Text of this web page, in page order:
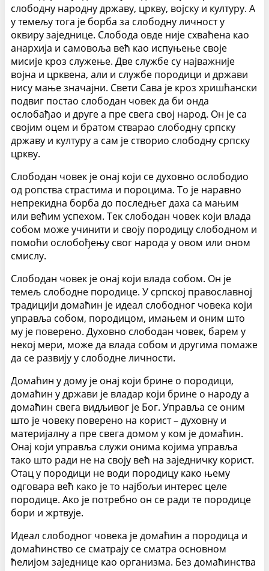
слободну народну државу, цркву, војску и културу. А
у темељу тога је борба за слободну личност у
оквиру заједнице. Слобода овде није схваћена као
анархија и самовоља већ као испуњење своје
мисије кроз служење. Две службе су најважније
војна и црквена, али и службе породици и држави
нису мање значајни. Свети Сава је кроз хришћански
подвиг постао слободан човек да би онда
ослобађао и друге а пре свега свој народ. Он је са
својим оцем и братом стварао слободну српску
државу и културу а сам је створио слободну српску
цркву.
Слободан човек је онај који се духовно ослободио
од ропства страстима и пороцима. То је наравно
непрекидна борба до последњег даха са мањим
или већим успехом. Тек слободан човек који влада
собом може учинити и своју породицу слободном и
помоћи ослобођењу свог народа у овом или оном
смислу.
Слободан човек је онај који влада собом. Он је
темељ слободне породице. У српској православној
традицији домаћин је идеал слободног човека који
управља собом, породицом, имањем и оним што
му је поверено. Духовно слободан човек, барем у
некој мери, може да влада собом и другима помаже
да се развију у слободне личности.
Домаћин у дому је онај који брине о породици,
домаћин у држави је владар који брине о народу а
домаћин свега видљивог је Бог. Управља се оним
што је човеку поверено на корист – духовну и
материјалну а пре свега домом у ком је домаћин.
Онај који управља служи онима којима управља
тако што ради не на своју већ на заједничку корист.
Отац у породици не води породицу како њему
одговара већ како је то најбољи интерес целе
породице. Ако је потребно он се ради те породице
бори и жртвује.
Идеал слободног човека је домаћин а породица и
домаћинство се сматрају се сматра основном
ћелијом заједнице као организма. Без домаћинства